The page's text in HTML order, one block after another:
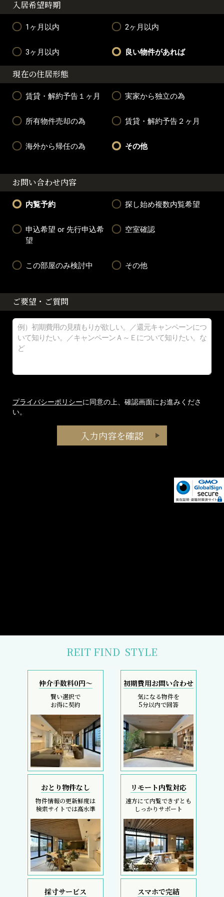
入居希望時期
1ヶ月以内 2ヶ月以内
3ヶ月以内 良い物件があれば
現在の住居形態
賃貸・解約予告１ヶ月 実家から独立の為
所有物件売却の為 賃貸・解約予告２ヶ月
海外から帰任の為 その他
お問い合わせ内容
内覧予約 探し始め複数内覧希望
申込希望 or 先行申込希
望
空室確認
この部屋のみ検討中 その他
ご要望・ご質問
プライバシーポリシーに同意の上、確認画面にお進みくださ
い。
REIT FIND STYLE
仲介手数料0円～
賢い選択で
お得に契約
初期費用お問い合わせ
気になる物件を
5分以内で回答
おとり物件なし
物件情報の更新鮮度は
検索サイトでは高水準
リモート内覧対応
遠方にて内覧できずとも
しっかりサポート
採寸サービス スマホで完結